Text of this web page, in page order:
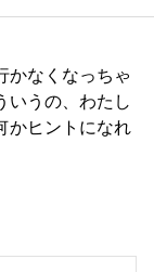
かなくなっちゃ
いうの、わたし
かヒントになれ